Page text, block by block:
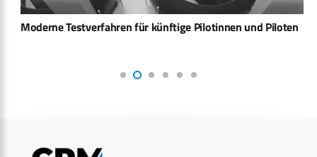
Moderne Testverfahren für künftige Pilotinnen und Piloten